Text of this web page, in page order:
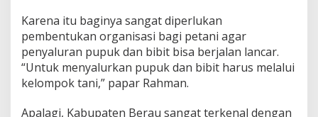
Karena itu baginya sangat diperlukan
pembentukan organisasi bagi petani agar
penyaluran pupuk dan bibit bisa berjalan lancar.
“Untuk menyalurkan pupuk dan bibit harus melalui
kelompok tani,” papar Rahman.
Apalagi, Kabupaten Berau sangat terkenal dengan